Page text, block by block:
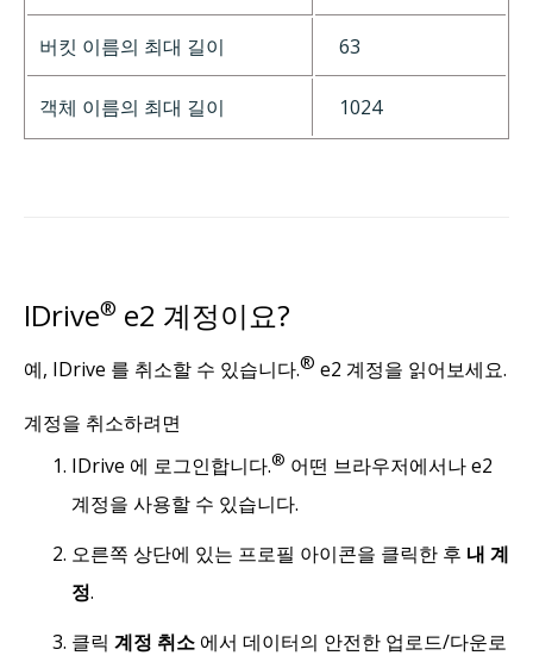
버킷 이름의 최대 길이 63
객체 이름의 최대 길이 1024
IDrive® e2 계정이요?
예, IDrive 를 취소할 수 있습니다.® e2 계정을 읽어보세요.
계정을 취소하려면
IDrive 에 로그인합니다.® 어떤 브라우저에서나 e2
계정을 사용할 수 있습니다.
오른쪽 상단에 있는 프로필 아이콘을 클릭한 후 내 계
정.
클릭 계정 취소 에서 데이터의 안전한 업로드/다운로